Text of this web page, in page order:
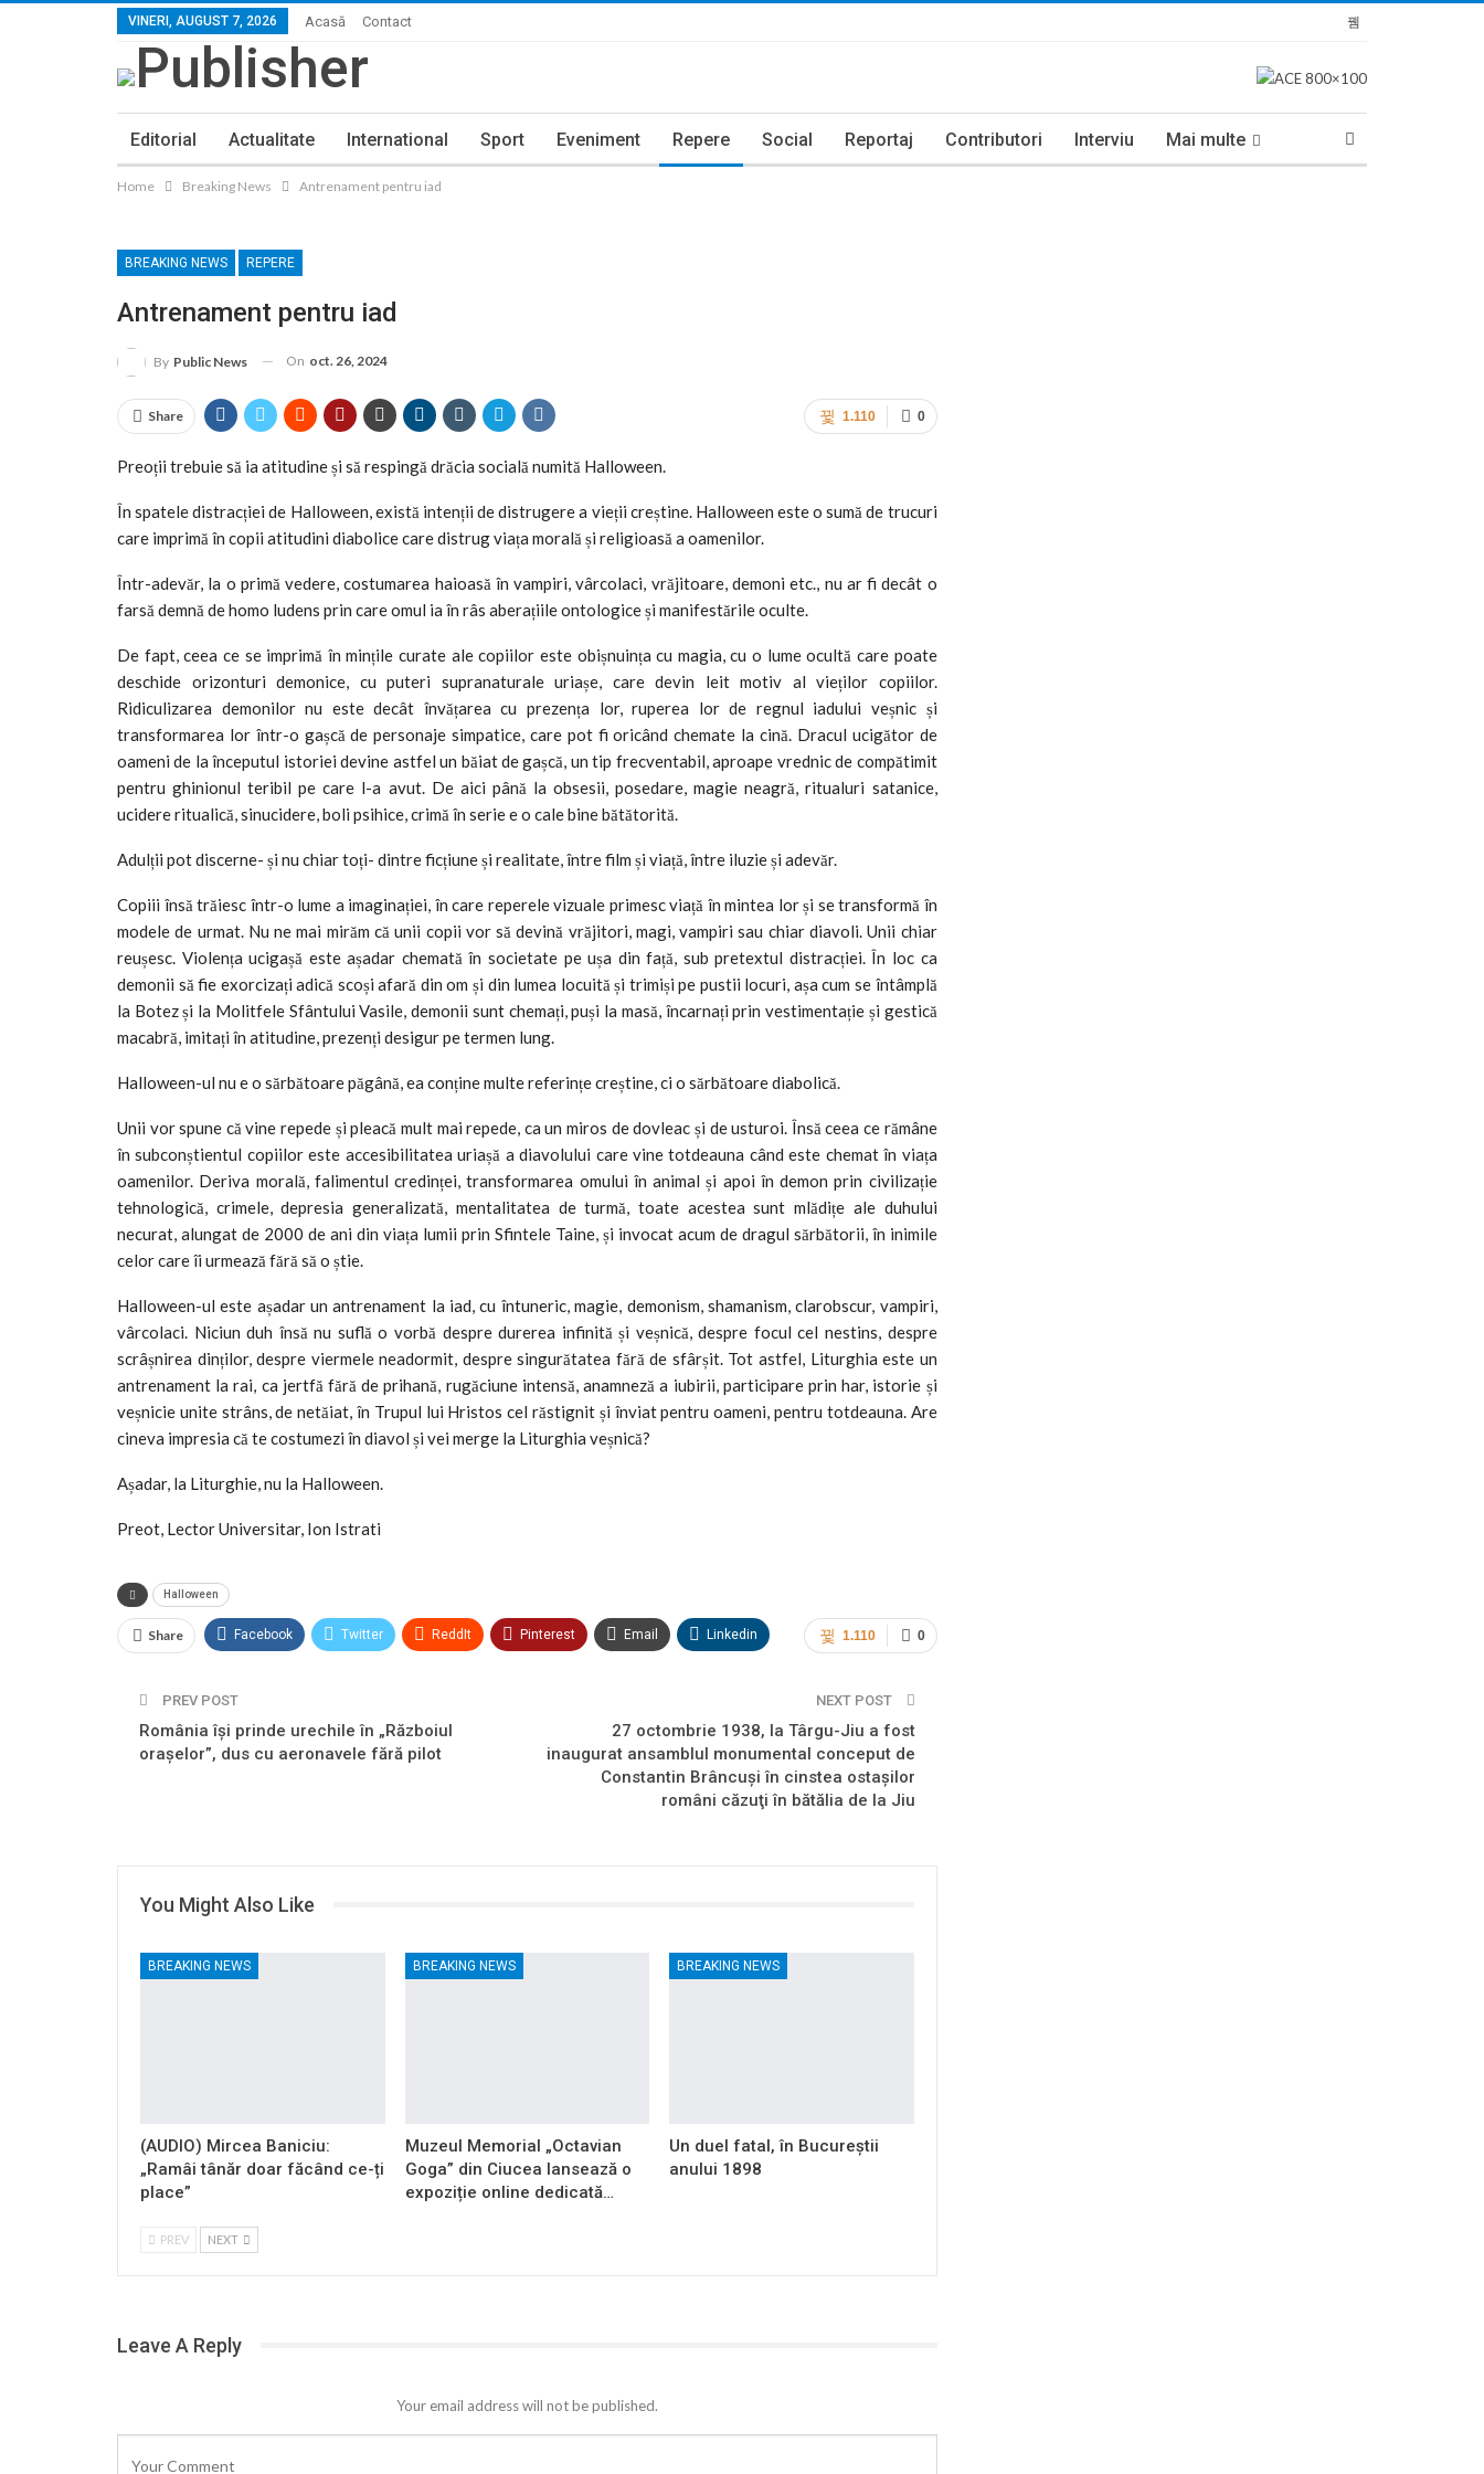
VINERI, AUGUST 7, 2026 Acasă Contact
Editorial Actualitate International Sport Eveniment Repere Social Reportaj Contributori Interviu Mai multe
Home Breaking News Antrenament pentru iad
BREAKING NEWS REPERE
Antrenament pentru iad
By Public News On oct. 26, 2024
0
1.110
Share
Preoții trebuie să ia atitudine și să respingă drăcia socială numită Halloween.
În spatele distracției de Halloween, există intenții de distrugere a vieții creștine. Halloween este o sumă de trucuri
care imprimă în copii atitudini diabolice care distrug viața morală și religioasă a oamenilor.
Într-adevăr, la o primă vedere, costumarea haioasă în vampiri, vârcolaci, vrăjitoare, demoni etc., nu ar fi decât o
farsă demnă de homo ludens prin care omul ia în râs aberațiile ontologice și manifestările oculte.
De fapt, ceea ce se imprimă în mințile curate ale copiilor este obișnuința cu magia, cu o lume ocultă care poate
deschide orizonturi demonice, cu puteri supranaturale uriașe, care devin leit motiv al vieților copiilor.
Ridiculizarea demonilor nu este decât învățarea cu prezența lor, ruperea lor de regnul iadului veșnic și
transformarea lor într-o gașcă de personaje simpatice, care pot fi oricând chemate la cină. Dracul ucigător de
oameni de la începutul istoriei devine astfel un băiat de gașcă, un tip frecventabil, aproape vrednic de compătimit
pentru ghinionul teribil pe care l-a avut. De aici până la obsesii, posedare, magie neagră, ritualuri satanice,
ucidere ritualică, sinucidere, boli psihice, crimă în serie e o cale bine bătătorită.
Adulții pot discerne- și nu chiar toți- dintre ficțiune și realitate, între film și viață, între iluzie și adevăr.
Copiii însă trăiesc într-o lume a imaginației, în care reperele vizuale primesc viață în mintea lor și se transformă în
modele de urmat. Nu ne mai mirăm că unii copii vor să devină vrăjitori, magi, vampiri sau chiar diavoli. Unii chiar
reușesc. Violența ucigașă este așadar chemată în societate pe ușa din față, sub pretextul distracției. În loc ca
demonii să fie exorcizați adică scoși afară din om și din lumea locuită și trimiși pe pustii locuri, așa cum se întâmplă
la Botez și la Molitfele Sfântului Vasile, demonii sunt chemați, puși la masă, încarnați prin vestimentație și gestică
macabră, imitați în atitudine, prezenți desigur pe termen lung.
Halloween-ul nu e o sărbătoare păgână, ea conține multe referințe creștine, ci o sărbătoare diabolică.
Unii vor spune că vine repede și pleacă mult mai repede, ca un miros de dovleac și de usturoi. Însă ceea ce rămâne
în subconștientul copiilor este accesibilitatea uriașă a diavolului care vine totdeauna când este chemat în viața
oamenilor. Deriva morală, falimentul credinței, transformarea omului în animal și apoi în demon prin civilizație
tehnologică, crimele, depresia generalizată, mentalitatea de turmă, toate acestea sunt mlădițe ale duhului
necurat, alungat de 2000 de ani din viața lumii prin Sfintele Taine, și invocat acum de dragul sărbătorii, în inimile
celor care îi urmează fără să o știe.
Halloween-ul este așadar un antrenament la iad, cu întuneric, magie, demonism, shamanism, clarobscur, vampiri,
vârcolaci. Niciun duh însă nu suflă o vorbă despre durerea infinită și veșnică, despre focul cel nestins, despre
scrâșnirea dinților, despre viermele neadormit, despre singurătatea fără de sfârșit. Tot astfel, Liturghia este un
antrenament la rai, ca jertfă fără de prihană, rugăciune intensă, anamneză a iubirii, participare prin har, istorie și
veșnicie unite strâns, de netăiat, în Trupul lui Hristos cel răstignit și înviat pentru oameni, pentru totdeauna. Are
cineva impresia că te costumezi în diavol și vei merge la Liturghia veșnică?
Așadar, la Liturghie, nu la Halloween.
Preot, Lector Universitar, Ion Istrati
Halloween
0
1.110
Share Facebook Twitter ReddIt Pinterest Email Linkedin
PREV POST
România își prinde urechile în „Războiul
orașelor”, dus cu aeronavele fără pilot
NEXT POST
27 octombrie 1938, la Târgu-Jiu a fost
inaugurat ansamblul monumental conceput de
Constantin Brâncuşi în cinstea ostaşilor
români căzuţi în bătălia de la Jiu
You Might Also Like
BREAKING NEWS
(AUDIO) Mircea Baniciu:
„Ramâi tânăr doar făcând ce-ți
place”
BREAKING NEWS
Muzeul Memorial „Octavian
Goga” din Ciucea lansează o
expoziție online dedicată…
BREAKING NEWS
Un duel fatal, în Bucureştii
anului 1898
PREV NEXT
Leave A Reply
Your email address will not be published.